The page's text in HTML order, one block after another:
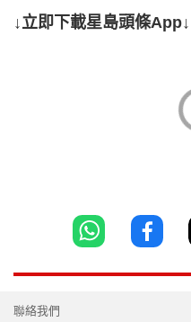
↓立即下載星島頭條App↓
聯絡我們